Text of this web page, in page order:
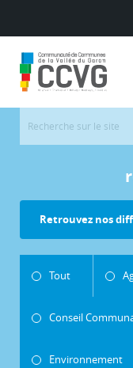
Retrouvez nos
Tout
Conseil
Environnement